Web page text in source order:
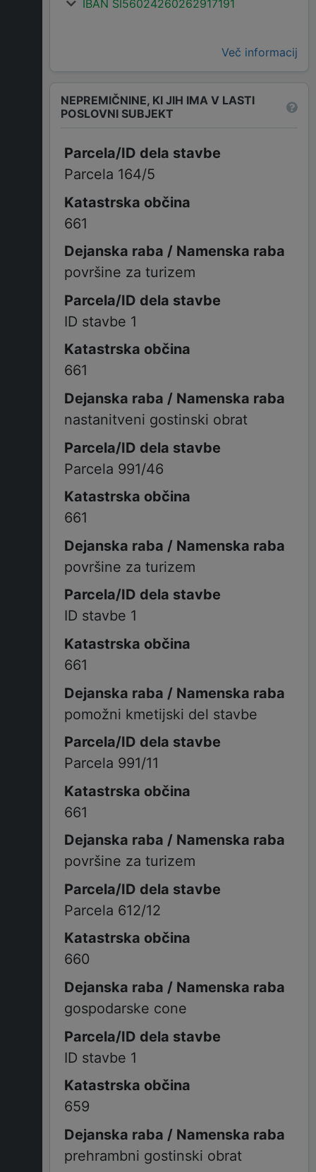
IBAN SI56024260262917191
Več informacij
NEPREMIČNINE, KI JIH IMA V LASTI
POSLOVNI SUBJEKT
Parcela 164/5
661
površine za turizem
ID stavbe 1
661
nastanitveni gostinski obrat
Parcela 991/46
661
površine za turizem
ID stavbe 1
661
pomožni kmetijski del stavbe
Parcela 991/11
661
površine za turizem
Parcela 612/12
660
gospodarske cone
ID stavbe 1
659
prehrambni gostinski obrat